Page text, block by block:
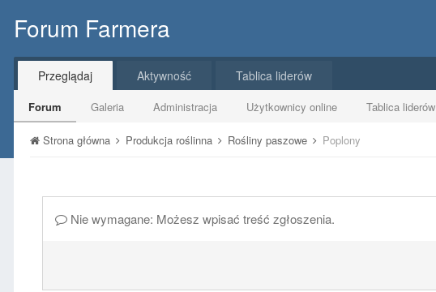
Forum Farmera
Przeglądaj
Forum Galeria Administracja Użytkownicy online Tablica liderów
Aktywność Tablica liderów
Strona główna Produkcja roślinna Rośliny paszowe Poplony
Nie wymagane: Możesz wpisać treść zgłoszenia.